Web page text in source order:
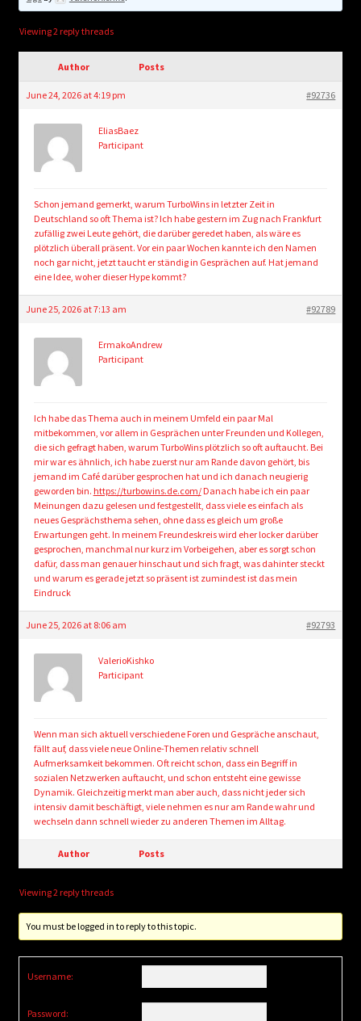
Login/Create Account
Viewing 2 reply threads
Author Posts
June 24, 2026 at 4:19 pm #92736
EliasBaez
Participant
Schon jemand gemerkt, warum TurboWins in letzter Zeit in
Deutschland so oft Thema ist? Ich habe gestern im Zug nach Frankfurt
zufällig zwei Leute gehört, die darüber geredet haben, als wäre es
plötzlich überall präsent. Vor ein paar Wochen kannte ich den Namen
noch gar nicht, jetzt taucht er ständig in Gesprächen auf. Hat jemand
eine Idee, woher dieser Hype kommt?
June 25, 2026 at 7:13 am #92789
ErmakoAndrew
Participant
Ich habe das Thema auch in meinem Umfeld ein paar Mal
mitbekommen, vor allem in Gesprächen unter Freunden und Kollegen,
die sich gefragt haben, warum TurboWins plötzlich so oft auftaucht. Bei
mir war es ähnlich, ich habe zuerst nur am Rande davon gehört, bis
jemand im Café darüber gesprochen hat und ich danach neugierig
geworden bin. https://turbowins.de.com/Danach habe ich ein paar
Meinungen dazu gelesen und festgestellt, dass viele es einfach als
neues Gesprächsthema sehen, ohne dass es gleich um große
Erwartungen geht. In meinem Freundeskreis wird eher locker darüber
gesprochen, manchmal nur kurz im Vorbeigehen, aber es sorgt schon
dafür, dass man genauer hinschaut und sich fragt, was dahinter steckt
und warum es gerade jetzt so präsent ist zumindest ist das mein
Eindruck
June 25, 2026 at 8:06 am #92793
ValerioKishko
Participant
Wenn man sich aktuell verschiedene Foren und Gespräche anschaut,
fällt auf, dass viele neue Online-Themen relativ schnell
Aufmerksamkeit bekommen. Oft reicht schon, dass ein Begriff in
sozialen Netzwerken auftaucht, und schon entsteht eine gewisse
Dynamik. Gleichzeitig merkt man aber auch, dass nicht jeder sich
intensiv damit beschäftigt, viele nehmen es nur am Rande wahr und
wechseln dann schnell wieder zu anderen Themen im Alltag.
Author Posts
Viewing 2 reply threads
You must be logged in to reply to this topic.
Username:
Password: